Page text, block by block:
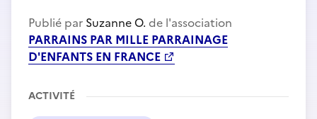
Publié par Suzanne O. de l'association
PARRAINS PAR MILLE PARRAINAGE
D'ENFANTS EN FRANCE
ACTIVITÉ